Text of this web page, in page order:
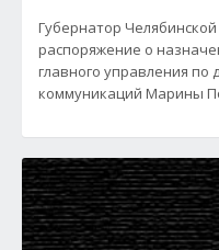
Губернатор
распоряжение о
главного управления
коммуникаций Марины